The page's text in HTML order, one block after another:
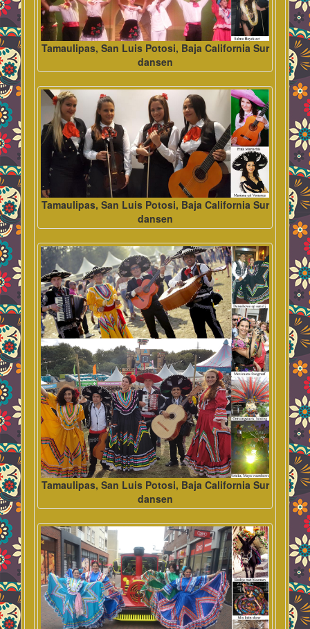
Tamaulipas, San Luis Potosi, Baja California Sur
dansen
Tamaulipas, San Luis Potosi, Baja California Sur
dansen
Tamaulipas, San Luis Potosi, Baja California Sur
dansen